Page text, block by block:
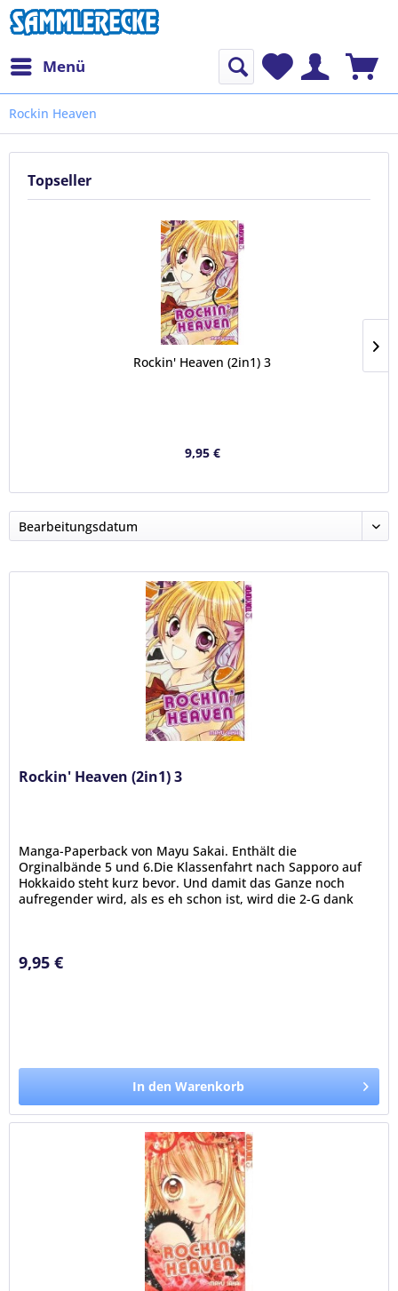
Menü
Rockin Heaven
Topseller
Rockin' Heaven (2in1) 3
9,95 €
Rockin' Heaven (2in1) 3
Manga-Paperback von Mayu Sakai. Enthält die
Orginalbände 5 und 6.Die Klassenfahrt nach Sapporo auf
Hokkaido steht kurz bevor. Und damit das Ganze noch
aufregender wird, als es eh schon ist, wird die 2-G dank
9,95 €
In den Warenkorb